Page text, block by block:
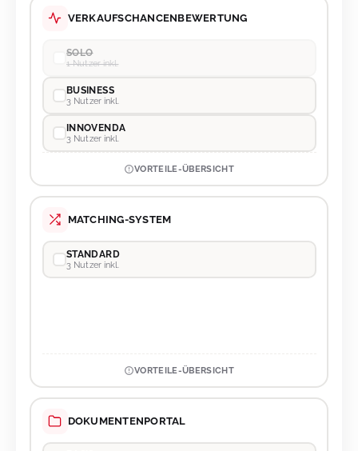
VERKAUFSCHANCENBEWERTUNG
SOLO
1 Nutzer inkl.
BUSINESS
3 Nutzer inkl.
INNOVENDA
3 Nutzer inkl.
VORTEILE-ÜBERSICHT
MATCHING-SYSTEM
STANDARD
3 Nutzer inkl.
VORTEILE-ÜBERSICHT
DOKUMENTENPORTAL